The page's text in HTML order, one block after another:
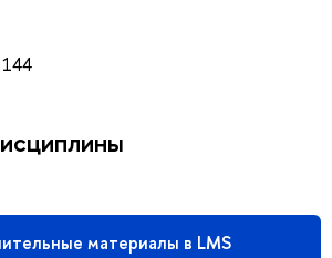
144
материалы в LMS